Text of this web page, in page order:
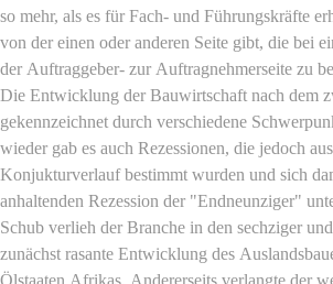
so mehr, als es für Fach- und Führungskräfte
von der einen oder anderen Seite gibt, die bei
der Auftraggeber- zur Auftragnehmerseite zu
Die Entwicklung der Bauwirtschaft nach dem
gekennzeichnet durch verschiedene
wieder gab es auch Rezessionen, die jedoch
Konjukturverlauf bestimmt wurden und sich
anhaltenden Rezession der "Endneunziger"
Schub verlieh der Branche in den sechziger
zunächst rasante Entwicklung des
Ölstaaten Afrikas. Andererseits verlangte der